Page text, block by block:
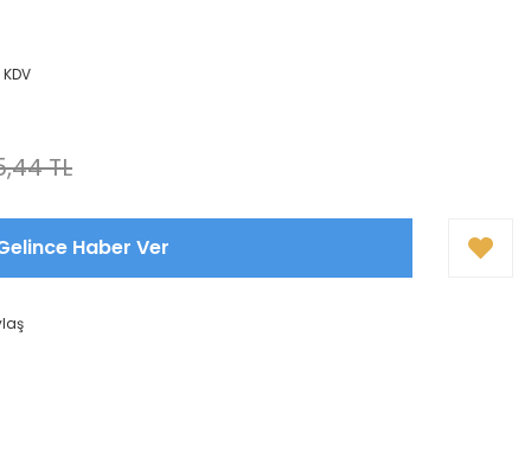
TL
Haber Ver